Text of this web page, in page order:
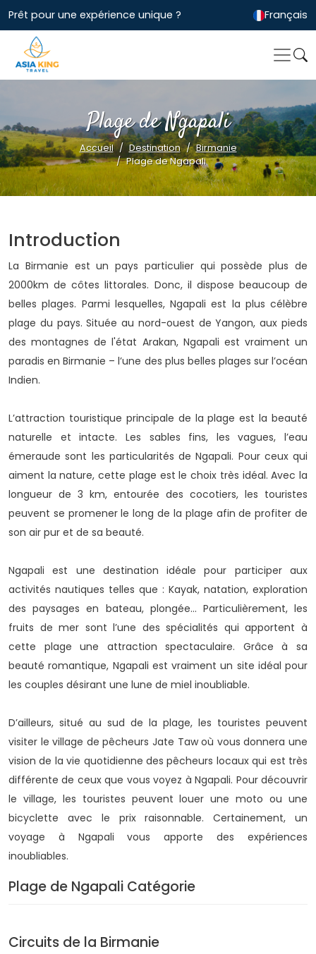
Prêt pour une expérience unique ? Français
Plage de Ngapali
Accueil Destination
Birmanie
Plage de Ngapali
Introduction
La Birmanie est un pays particulier qui possède plus de
2000km de côtes littorales. Donc, il dispose beaucoup de
belles plages. Parmi lesquelles, Ngapali est la plus célèbre
plage du pays. Située au nord-ouest de Yangon, aux pieds
des montagnes de l'état Arakan, Ngapali est vraiment un
paradis en Birmanie – l’une des plus belles plages sur l’océan
Indien.
L’attraction touristique principale de la plage est la beauté
naturelle et intacte. Les sables fins, les vagues, l’eau
émeraude sont les particularités de Ngapali. Pour ceux qui
aiment la nature, cette plage est le choix très idéal. Avec la
longueur de 3 km, entourée des cocotiers, les touristes
peuvent se promener le long de la plage afin de profiter de
son air pur et de sa beauté.
Ngapali est une destination idéale pour participer aux
activités nautiques telles que : Kayak, natation, exploration
des paysages en bateau, plongée… Particulièrement, les
fruits de mer sont l’une des spécialités qui apportent à
cette plage une attraction spectaculaire. Grâce à sa
beauté romantique, Ngapali est vraiment un site idéal pour
les couples désirant une lune de miel inoubliable.
D’ailleurs, situé au sud de la plage, les touristes peuvent
visiter le village de pêcheurs Jate Taw où vous donnera une
vision de la vie quotidienne des pêcheurs locaux qui est très
différente de ceux que vous voyez à Ngapali. Pour découvrir
le village, les touristes peuvent louer une moto ou une
bicyclette avec le prix raisonnable. Certainement, un
voyage à Ngapali vous apporte des expériences
inoubliables.
Plage de Ngapali Catégorie
Circuits de la Birmanie